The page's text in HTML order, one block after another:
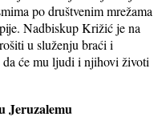
po društvenim mrežama
Nadbiskup Križić je na
u služenju braći i
će mu ljudi i njihovi životi
Jeruzalemu